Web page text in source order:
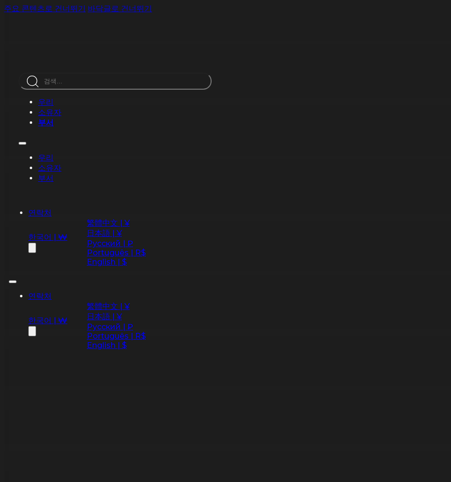
주요 콘텐츠로 건너뛰기 바닥글로 건너뛰기
색
우리
소유자
부서
우리
소유자
부서
연락처
한국어 | ₩
繁體中文 | ¥
日本語 | ¥
Русский | ₽
Português | R$
English | $
연락처
한국어 | ₩
繁體中文 | ¥
日本語 | ¥
Русский | ₽
Português | R$
English | $